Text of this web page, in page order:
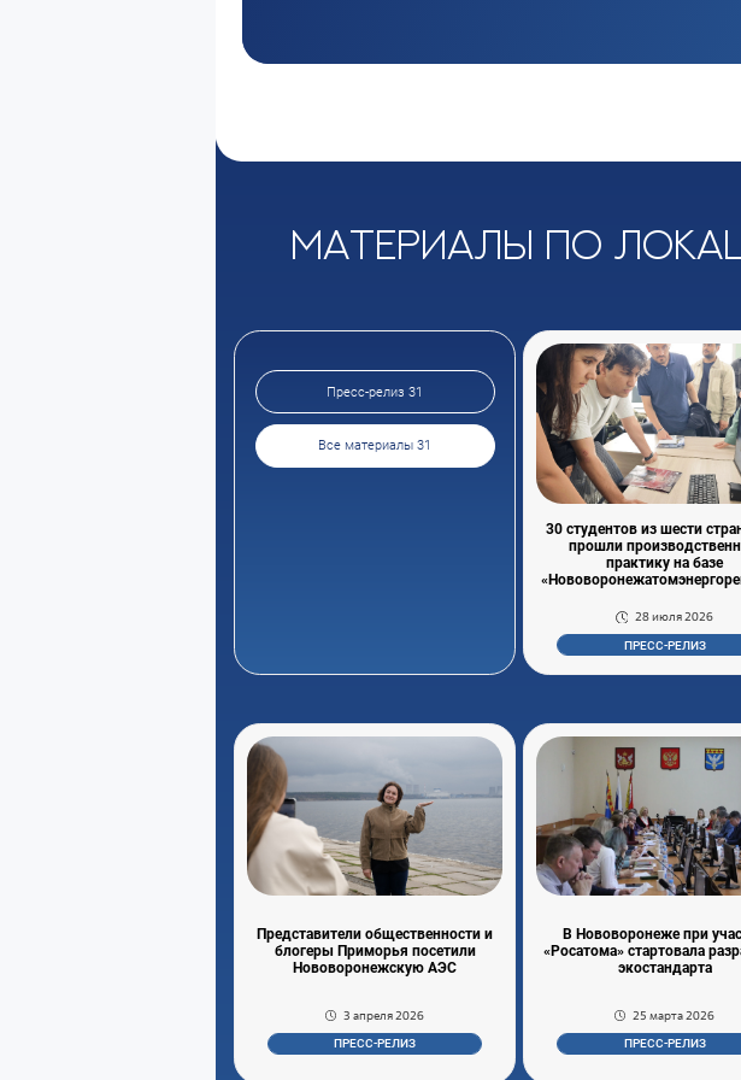
Материалы по
Пресс-релиз 31
Все материалы 31
30 студентов из шести
прошли
практику на базе
28 июля 2026
ПРЕСС-РЕЛИЗ
Представители общественности и
блогеры Приморья посетили
Нововоронежскую АЭС
3 апреля 2026
ПРЕСС-РЕЛИЗ
В Нововоронеже при
«Росатома» стартовала
экостандарта
25 марта 2026
ПРЕСС-РЕЛИЗ